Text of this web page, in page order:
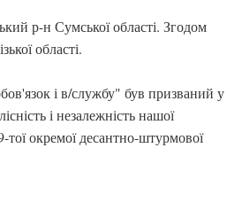
р-н Сумської області. Згодом
області.
і в/службу" був призваний у
і незалежність нашої
окремої десантно-штурмової